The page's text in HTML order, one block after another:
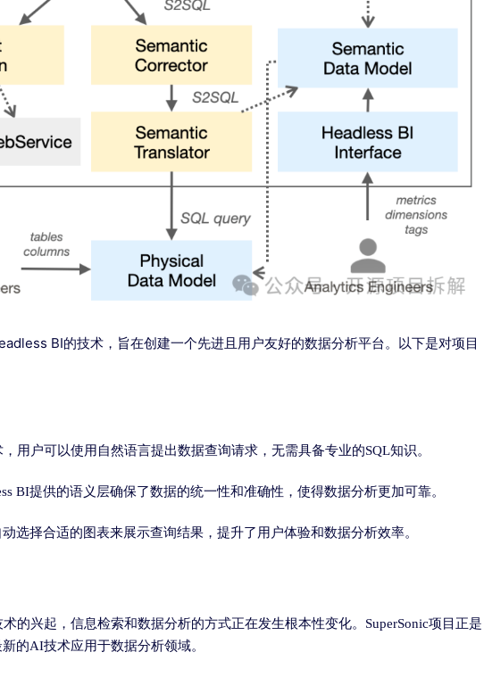
BI的技术，旨在创建一个先进且用户友好的数据分析平台。以下是对项目
，用户可以使用自然语言提出数据查询请求，无需具备专业的SQL知识。
BI提供的语义层确保了数据的统一性和准确性，使得数据分析更加可靠。
选择合适的图表来展示查询结果，提升了用户体验和数据分析效率。
术的兴起，信息检索和数据分析的方式正在发生根本性变化。SuperSonic项目正是
的AI技术应用于数据分析领域。